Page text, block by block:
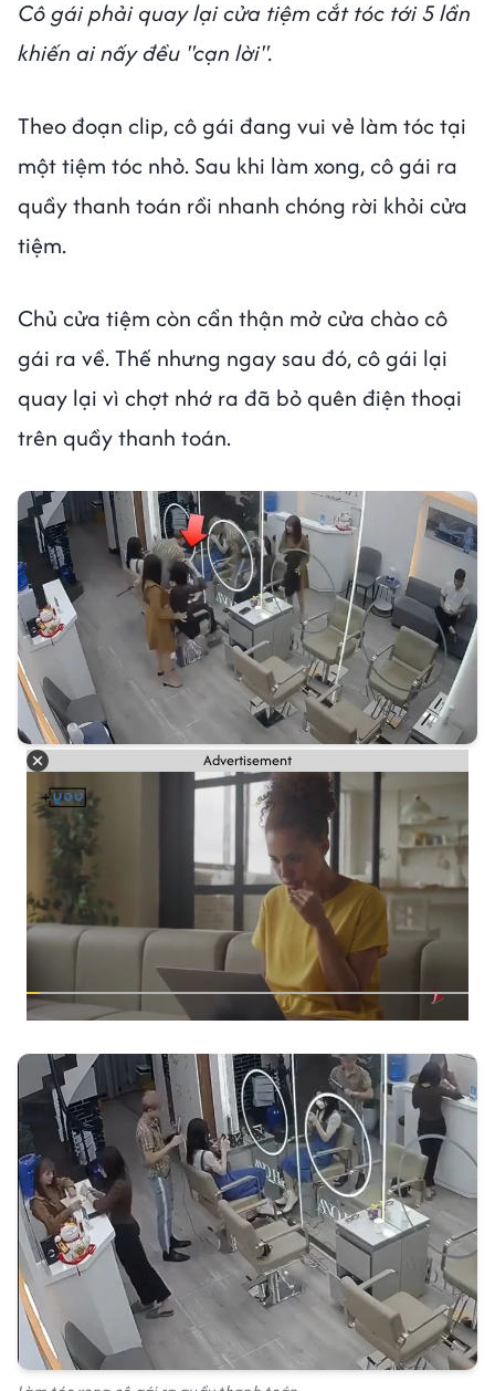
Cô gái phải quay lại cửa tiệm cắt tóc tới 5 lần
khiến ai nấy đều "cạn lời".
Theo đoạn clip, cô gái đang vui vẻ làm tóc tại
một tiệm tóc nhỏ. Sau khi làm xong, cô gái ra
quầy thanh toán rồi nhanh chóng rời khỏi cửa
tiệm.
Chủ cửa tiệm còn cẩn thận mở cửa chào cô
gái ra về. Thế nhưng ngay sau đó, cô gái lại
quay lại vì chợt nhớ ra đã bỏ quên điện thoại
trên quầy thanh toán.
Advertisement